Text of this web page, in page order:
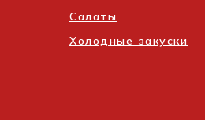
Салаты
Холодные закуски